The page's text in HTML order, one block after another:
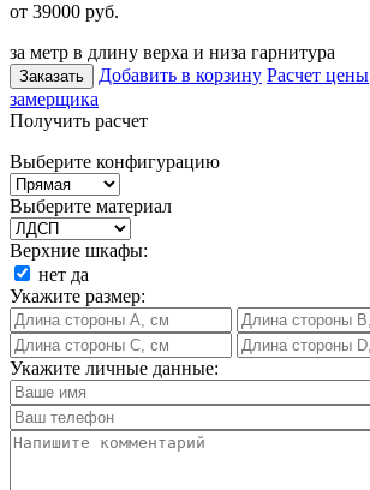
от 39000 руб.
за метр в длину верха и низа гарнитура
Заказать Добавить в корзину Расчет цены
замерщика
Получить расчет
Выберите конфигурацию
Выберите материал
Верхние шкафы:
нет да
Укажите размер:
Укажите личные данные: